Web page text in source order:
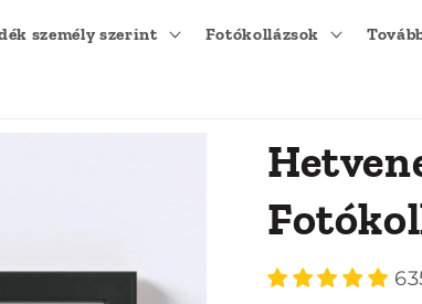
személy szerint Fotókollázsok